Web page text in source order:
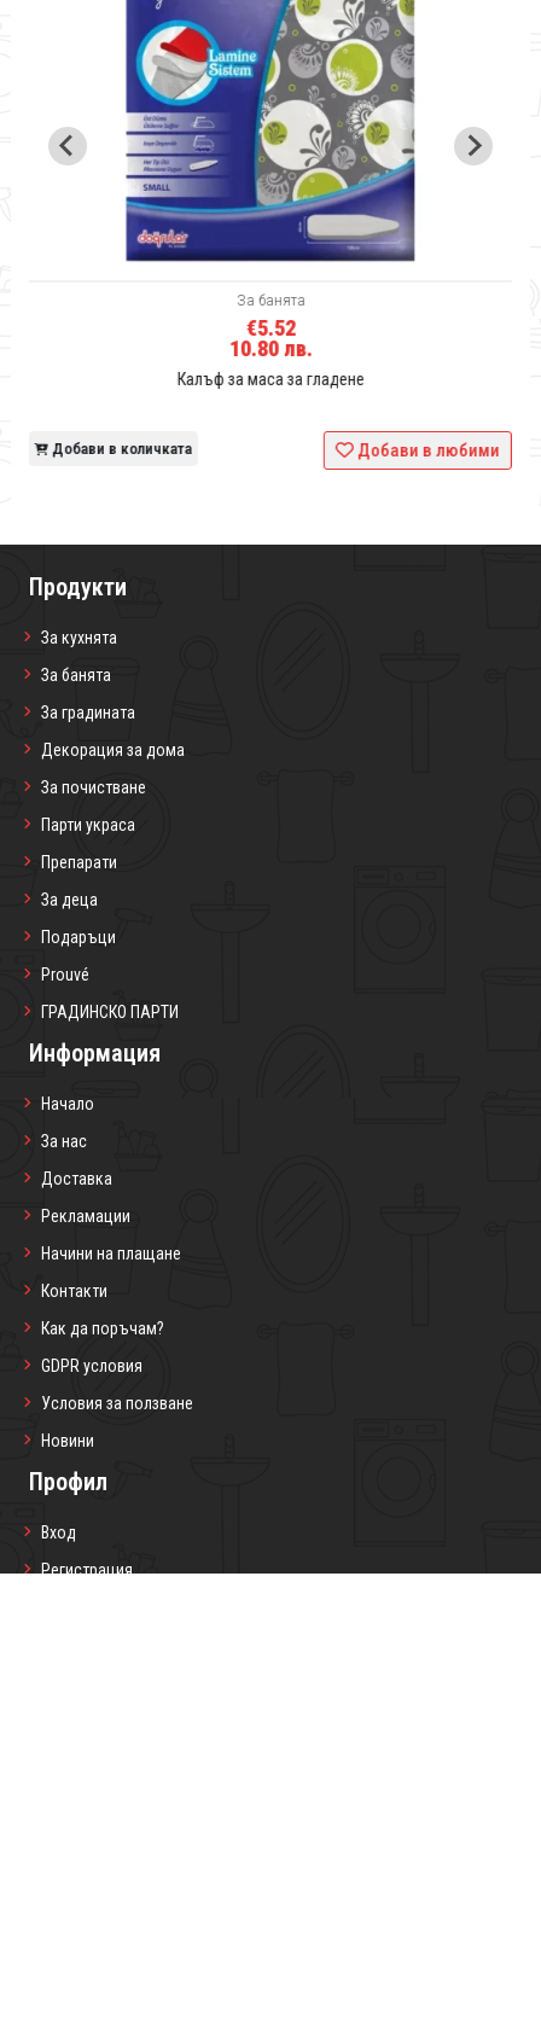
За банята
€5.52
10.80 лв.
Калъф за маса за гладене
Добави в количката Добави в любими
Продукти
За кухнята
За банята
За градината
Декорация за дома
За почистване
Парти украса
Препарати
За деца
Подаръци
Prouvé
ГРАДИНСКО ПАРТИ
Информация
Начало
За нас
Доставка
Рекламации
Начини на плащане
Контакти
Как да поръчам?
GDPR условия
Условия за ползване
Новини
Профил
Вход
Регистрация